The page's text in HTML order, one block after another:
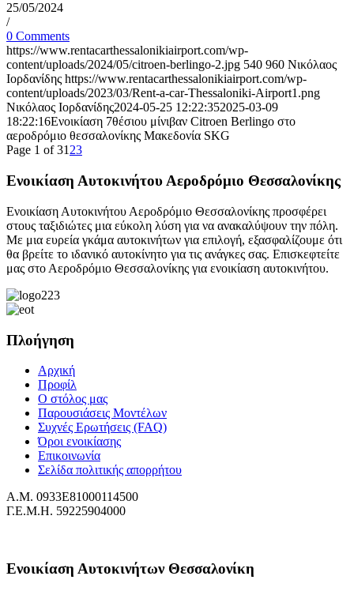
25/05/2024
/
0 Comments
https://www.rentacarthessalonikiairport.com/wp-
content/uploads/2024/05/citroen-berlingo-2.jpg 540 960 Νικόλαος
Ιορδανίδης https://www.rentacarthessalonikiairport.com/wp-
content/uploads/2023/03/Rent-a-car-Thessaloniki-Airport1.png
Νικόλαος Ιορδανίδης2024-05-25 12:22:352025-03-09
18:22:16Ενοικίαση 7θέσιου μίνιβαν Citroen Berlingo στο
αεροδρόμιο θεσσαλονίκης Μακεδονία SKG
Page 1 of 3123
Ενοικίαση Αυτοκινήτου Αεροδρόμιο Θεσσαλονίκης
Ενοικίαση Αυτοκινήτου Αεροδρόμιο Θεσσαλονίκης προσφέρει
στους ταξιδιώτες μια εύκολη λύση για να ανακαλύψουν την πόλη.
Με μια ευρεία γκάμα αυτοκινήτων για επιλογή, εξασφαλίζουμε ότι
θα βρείτε το ιδανικό αυτοκίνητο για τις ανάγκες σας. Επισκεφτείτε
μας στο Αεροδρόμιο Θεσσαλονίκης για ενοικίαση αυτοκινήτου.
Πλοήγηση
Αρχική
Προφίλ
Ο στόλος μας
Παρουσιάσεις Μοντέλων
Συχνές Ερωτήσεις (FAQ)
Όροι ενοικίασης
Επικοινωνία
Σελίδα πολιτικής απορρήτου
Α.Μ. 0933Ε81000114500
Γ.Ε.Μ.Η. 59225904000
Ενοικίαση Αυτοκινήτων Θεσσαλονίκη